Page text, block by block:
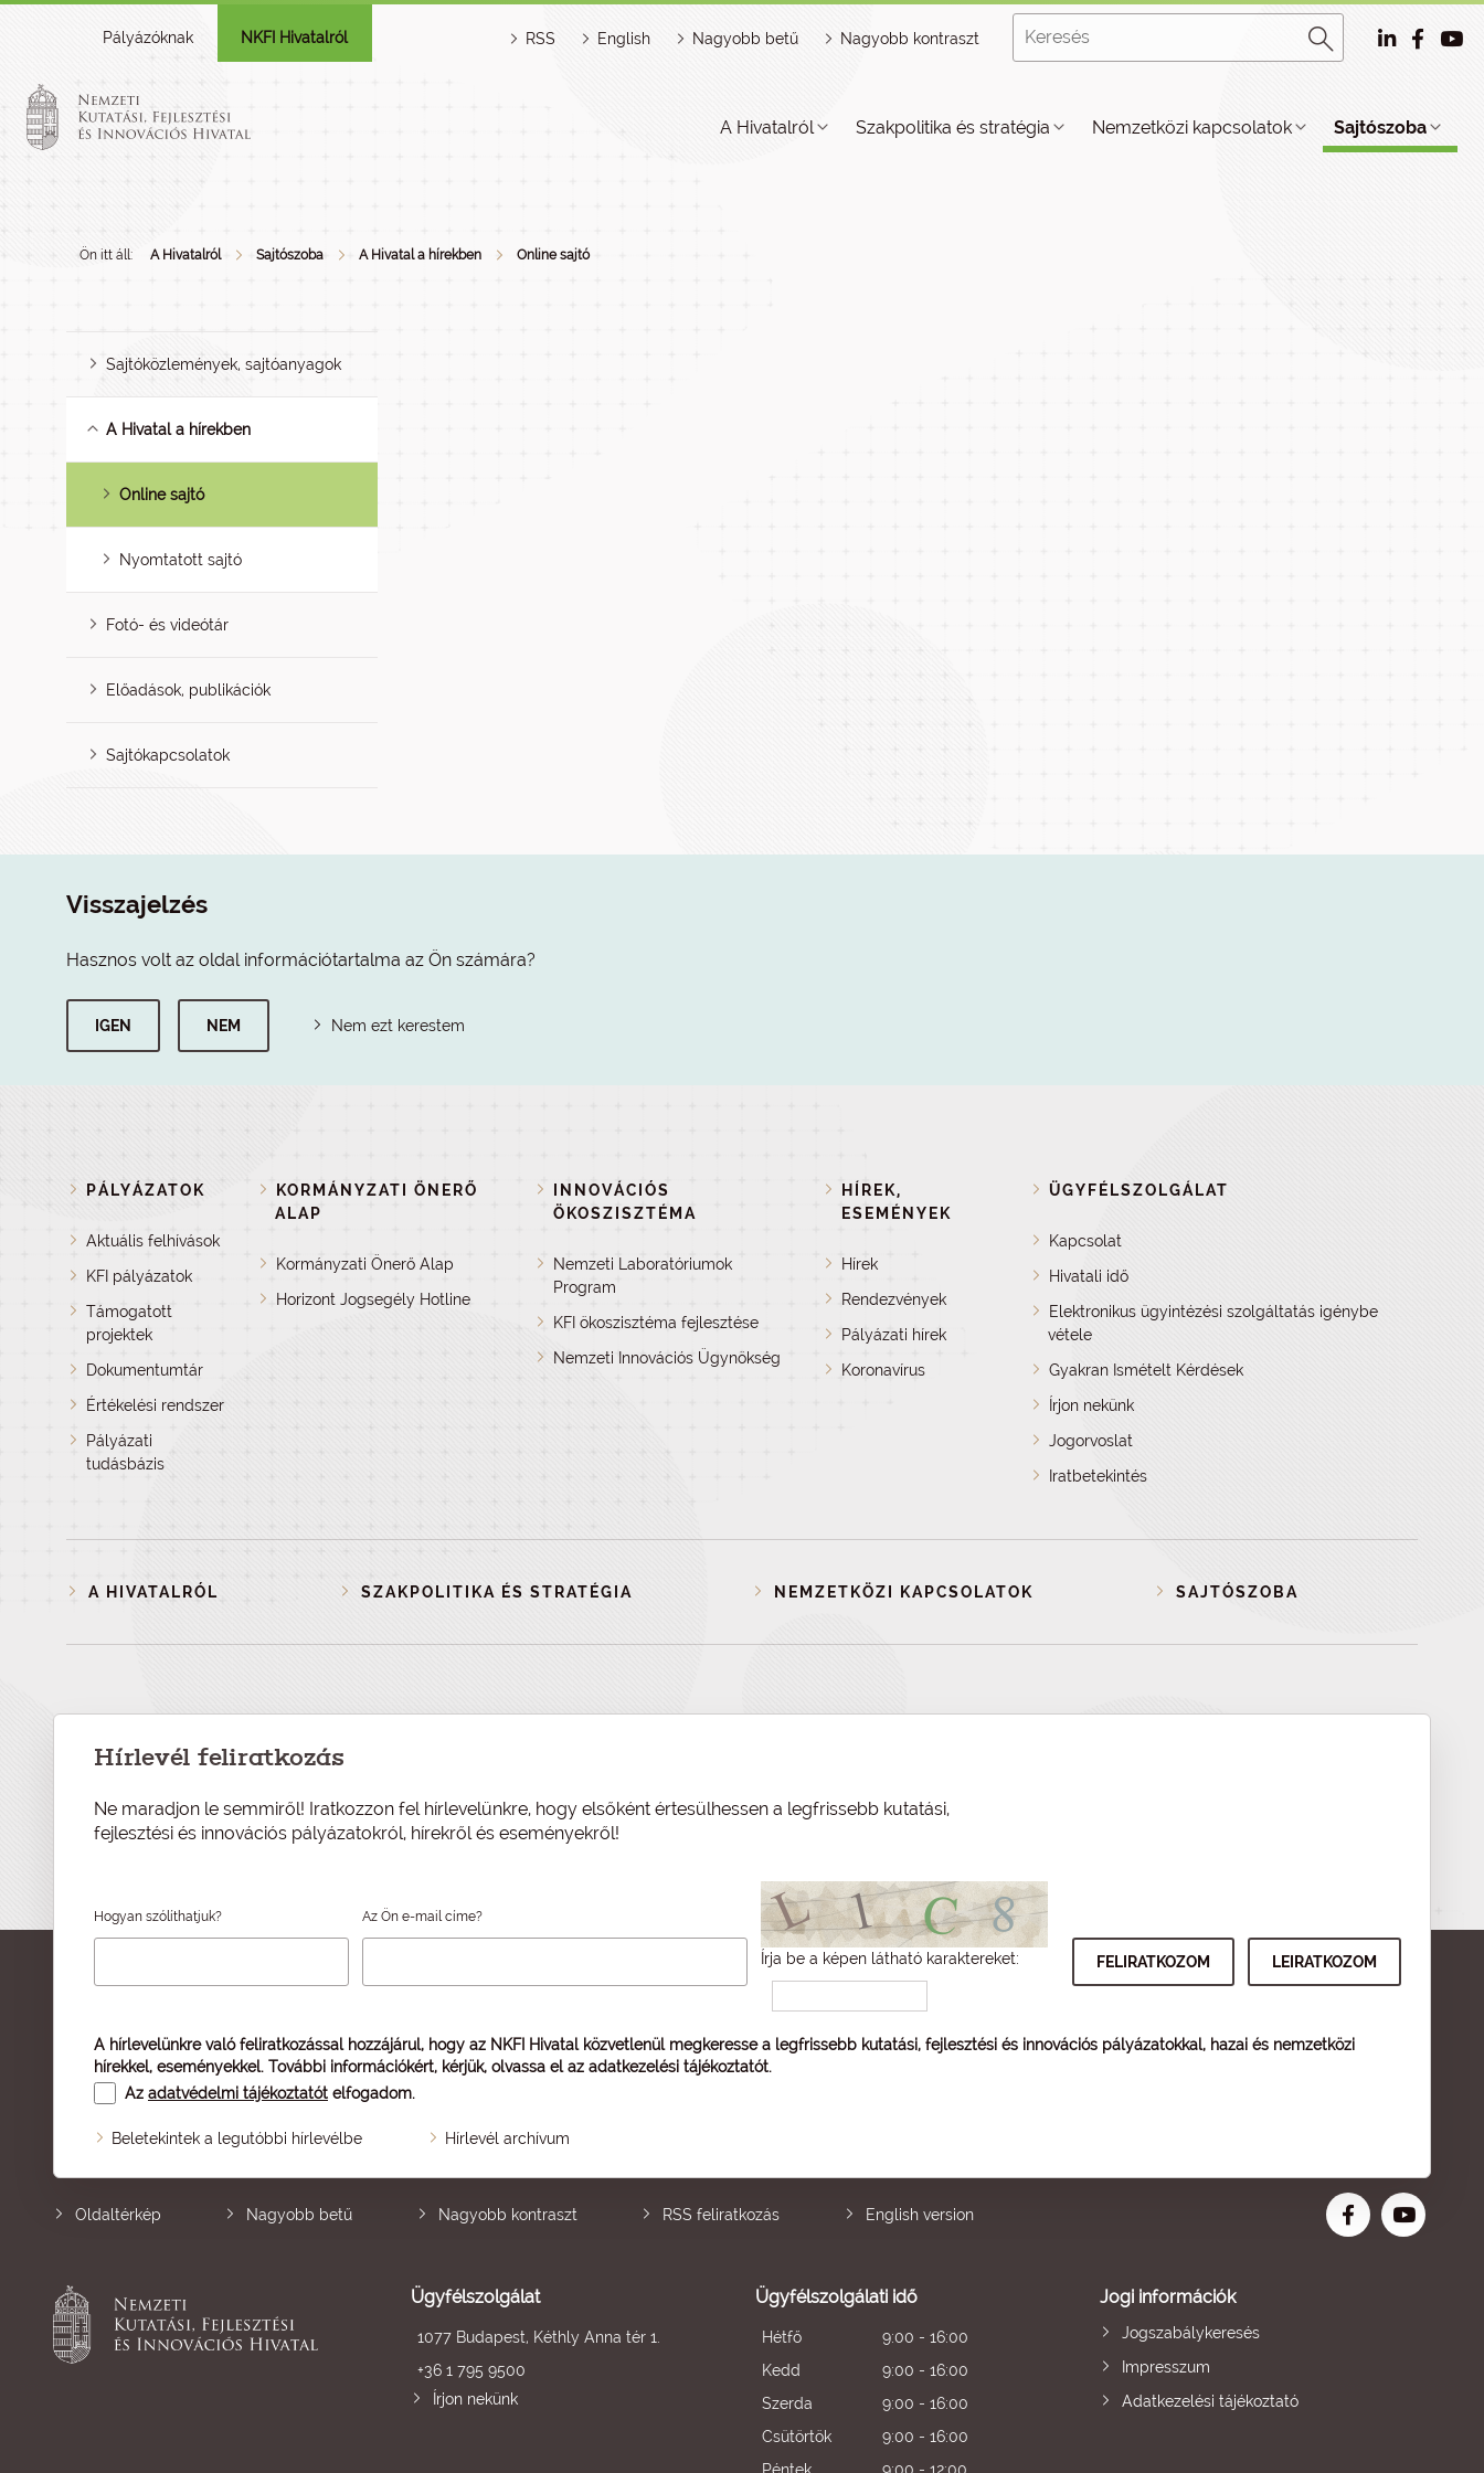
Pályázóknak NKFI Hivatalról RSS English Nagyobb betű Nagyobb kontraszt
A Hivatalról Szakpolitika és stratégia Nemzetközi kapcsolatok Sajtószoba
Ön itt áll: A Hivatalról Sajtószoba A Hivatal a hírekben Online sajtó
Sajtóközlemények, sajtóanyagok
A Hivatal a hírekben
Online sajtó
Nyomtatott sajtó
Fotó- és videótár
Előadások, publikációk
Sajtókapcsolatok
Visszajelzés
Hasznos volt az oldal információtartalma az Ön számára?
IGEN NEM Nem ezt kerestem
PÁLYÁZATOK
Aktuális felhívások
KFI pályázatok
Támogatott
projektek
Dokumentumtár
Értékelési rendszer
Pályázati
tudásbázis
KORMÁNYZATI ÖNERŐ
ALAP
Kormányzati Önerő Alap
Horizont Jogsegély Hotline
INNOVÁCIÓS
ÖKOSZISZTÉMA
Nemzeti Laboratóriumok
Program
KFI ökoszisztéma fejlesztése
Nemzeti Innovációs Ügynökség
HÍREK,
ESEMÉNYEK
Hírek
Rendezvények
Pályázati hírek
Koronavírus
ÜGYFÉLSZOLGÁLAT
Kapcsolat
Hivatali idő
Elektronikus ügyintézési szolgáltatás igénybe
vétele
Gyakran Ismételt Kérdések
Írjon nekünk
Jogorvoslat
Iratbetekintés
A HIVATALRÓL SZAKPOLITIKA ÉS STRATÉGIA NEMZETKÖZI KAPCSOLATOK SAJTÓSZOBA
Hírlevél feliratkozás
Ne maradjon le semmiről! Iratkozzon fel hírlevelünkre, hogy elsőként értesülhessen a legfrissebb kutatási,
fejlesztési és innovációs pályázatokról, hírekről és eseményekről!
Hogyan szólíthatjuk? Az Ön e-mail címe?
Írja be a képen látható karaktereket:
A hírlevelünkre való feliratkozással hozzájárul, hogy az NKFI Hivatal közvetlenül megkeresse a legfrissebb kutatási, fejlesztési és innovációs pályázatokkal, hazai és nemzetközi
hírekkel, eseményekkel. További információkért, kérjük, olvassa el az adatkezelési tájékoztatót.
Az adatvédelmi tájékoztatót elfogadom.
Beletekintek a legutóbbi hírlevélbe Hírlevél archívum
Oldaltérkép Nagyobb betű Nagyobb kontraszt RSS feliratkozás English version
Ügyfélszolgálat
1077 Budapest, Kéthly Anna tér 1.
+36 1 795 9500
Írjon nekünk
Ügyfélszolgálati idő
Hétfő
9:00 - 16:00
Kedd
9:00 - 16:00
Szerda
9:00 - 16:00
Csütörtök
9:00 - 16:00
Jogi információk
Jogszabálykeresés
Impresszum
Adatkezelési tájékoztató